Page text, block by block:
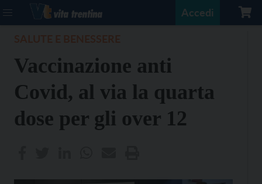
Accedi
Vaccinazione anti
Covid, al via la quarta
dose per gli over 12